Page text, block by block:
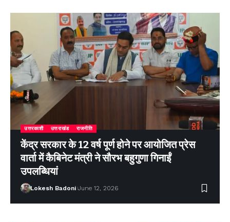
उत्तरकाशी उत्तराखंड राजनीति
केंद्र सरकार के 12 वर्ष पूर्ण होने पर आयोजित प्रेस
वार्ता में कैबिनेट मंत्री ने सौरभ बहुगुणा गिनाईं
उपलब्धियां
Lokesh Badoni June 12, 2026